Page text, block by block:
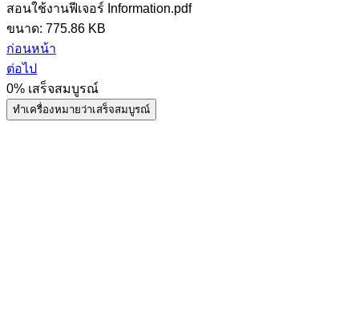
สอนใช้งานฟีเจอร์ Information.pdf
ขนาด: 775.86 KB
ก่อนหน้า
ต่อไป
0% เสร็จสมบูรณ์
ทำเครื่องหมายว่าเสร็จสมบูรณ์